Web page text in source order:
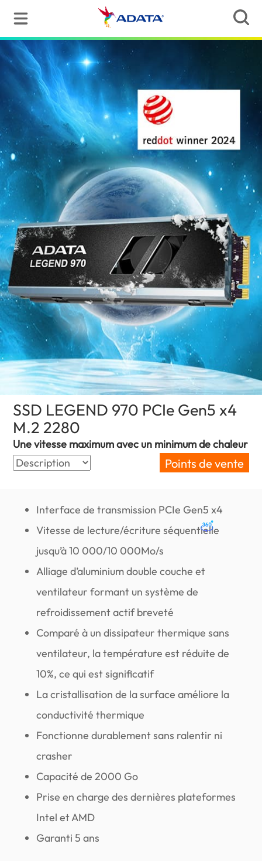
SSD LEGEND 970 PCIe Gen5 x4
M.2 2280
Une vitesse maximum avec un minimum de chaleur
Points de vente
Interface de transmission PCIe Gen5 x4
Vitesse de lecture/écriture séquentielle
jusqu’à 10 000/10 000Mo/s
Alliage d’aluminium double couche et
ventilateur formant un système de
refroidissement actif breveté
Comparé à un dissipateur thermique sans
ventilateur, la température est réduite de
10%, ce qui est significatif
La cristallisation de la surface améliore la
conductivité thermique
Fonctionne durablement sans ralentir ni
crasher
Capacité de 2000 Go
Prise en charge des dernières plateformes
Intel et AMD
Garanti 5 ans